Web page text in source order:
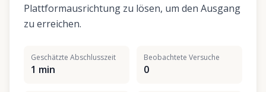
Plattformausrichtung zu lösen, um den Ausgang
zu erreichen.
Geschätzte Abschlusszeit
1 min
Beobachtete Versuche
0